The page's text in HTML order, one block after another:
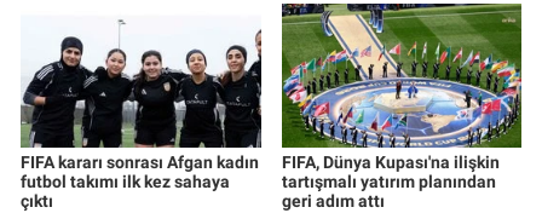
FIFA kararı sonrası Afgan kadın
futbol takımı ilk kez sahaya
çıktı
FIFA, Dünya Kupası'na ilişkin
tartışmalı yatırım planından
geri adım attı
Nedir
Popüler
Programlar